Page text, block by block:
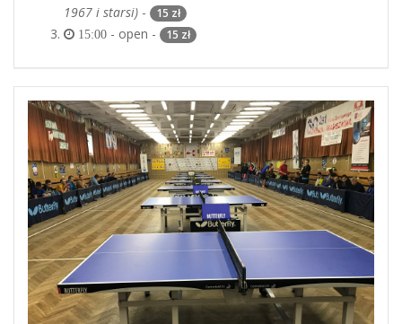
1967 i starsi) - 15 zł
15:00 - open - 15 zł